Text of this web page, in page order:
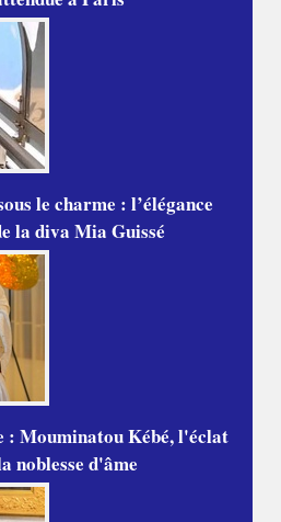
le charme : l’élégance
la diva Mia Guissé
: Mouminatou Kébé, l'éclat
noblesse d'âme